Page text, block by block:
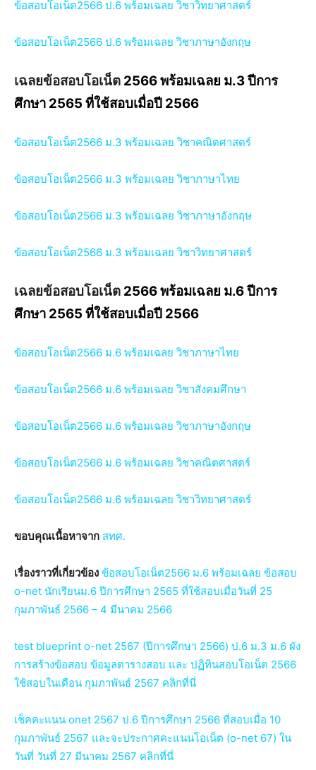
ข้อสอบโอเน็ต2566 ป.6 พร้อมเฉลย วิชาวิทยาศาสตร์
ข้อสอบโอเน็ต2566 ป.6 พร้อมเฉลย วิชาภาษาอังกฤษ
เฉลยข้อสอบโอเน็ต 2566 พร้อมเฉลย ม.3 ปีการ
ศึกษา 2565 ที่ใช้สอบเมื่อปี 2566
ข้อสอบโอเน็ต2566 ม.3 พร้อมเฉลย วิชาคณิตศาสตร์
ข้อสอบโอเน็ต2566 ม.3 พร้อมเฉลย วิชาภาษาไทย
ข้อสอบโอเน็ต2566 ม.3 พร้อมเฉลย วิชาภาษาอังกฤษ
ข้อสอบโอเน็ต2566 ม.3 พร้อมเฉลย วิชาวิทยาศาสตร์
เฉลยข้อสอบโอเน็ต 2566 พร้อมเฉลย ม.6 ปีการ
ศึกษา 2565 ที่ใช้สอบเมื่อปี 2566
ข้อสอบโอเน็ต2566 ม.6 พร้อมเฉลย วิชาภาษาไทย
ข้อสอบโอเน็ต2566 ม.6 พร้อมเฉลย วิชาสังคมศึกษา
ข้อสอบโอเน็ต2566 ม.6 พร้อมเฉลย วิชาภาษาอังกฤษ
ข้อสอบโอเน็ต2566 ม.6 พร้อมเฉลย วิชาคณิตศาสตร์
ข้อสอบโอเน็ต2566 ม.6 พร้อมเฉลย วิชาวิทยาศาสตร์
ขอบคุณเนื้อหาจาก สทศ.
เรื่องราวที่เกี่ยวข้อง ข้อสอบโอเน็ต2566 ม.6 พร้อมเฉลย ข้อสอบ
o-net นักเรียนม.6 ปีการศึกษา 2565 ที่ใช้สอบเมื่อวันที่ 25
กุมภาพันธ์ 2566 – 4 มีนาคม 2566
test blueprint o-net 2567 (ปีการศึกษา 2566) ป.6 ม.3 ม.6 ผัง
การสร้างข้อสอบ ข้อมูลตารางสอบ และ ปฏิทินสอบโอเน็ต 2566
ใช้สอบในเดือน กุมภาพันธ์ 2567 คลิกที่นี่
เช็คคะแนน onet 2567 ป.6 ปีการศึกษา 2566 ที่สอบเมื่อ 10
กุมภาพันธ์ 2567 และจะประกาศคะแนนโอเน็ต (o-net 67) ใน
วันที่ วันที่ 27 มีนาคม 2567 คลิกที่นี่